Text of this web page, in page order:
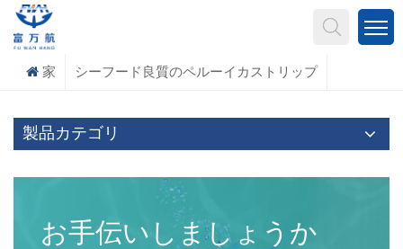
家 シーフード良質のペルーイカストリップ
製品カテゴリ
お手伝いしましょうか